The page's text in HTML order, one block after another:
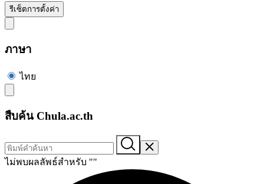
รีเซ็ตการตั้งค่า
ภาษา
ไทย
สืบค้น Chula.ac.th
ไม่พบผลลัพธ์สำหรับ ""